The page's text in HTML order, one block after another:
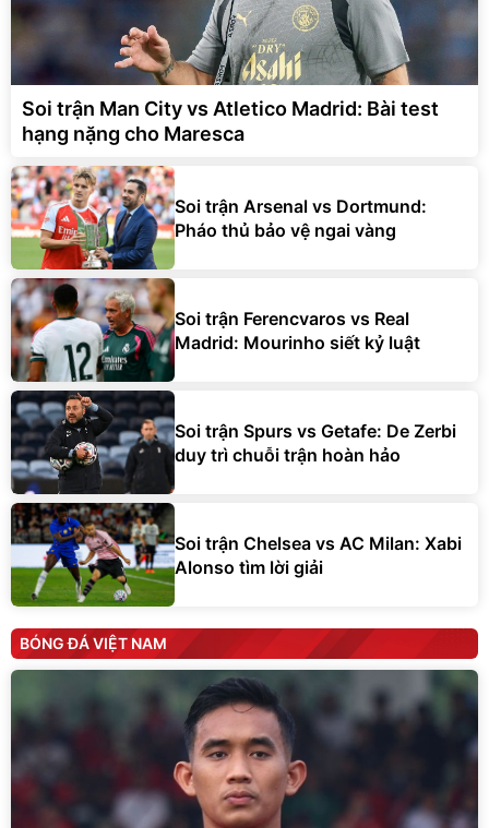
Soi trận Man City vs Atletico Madrid: Bài test
hạng nặng cho Maresca
Soi trận Arsenal vs Dortmund:
Pháo thủ bảo vệ ngai vàng
Soi trận Ferencvaros vs Real
Madrid: Mourinho siết kỷ luật
Soi trận Spurs vs Getafe: De Zerbi
duy trì chuỗi trận hoàn hảo
Soi trận Chelsea vs AC Milan: Xabi
Alonso tìm lời giải
BÓNG ĐÁ VIỆT NAM